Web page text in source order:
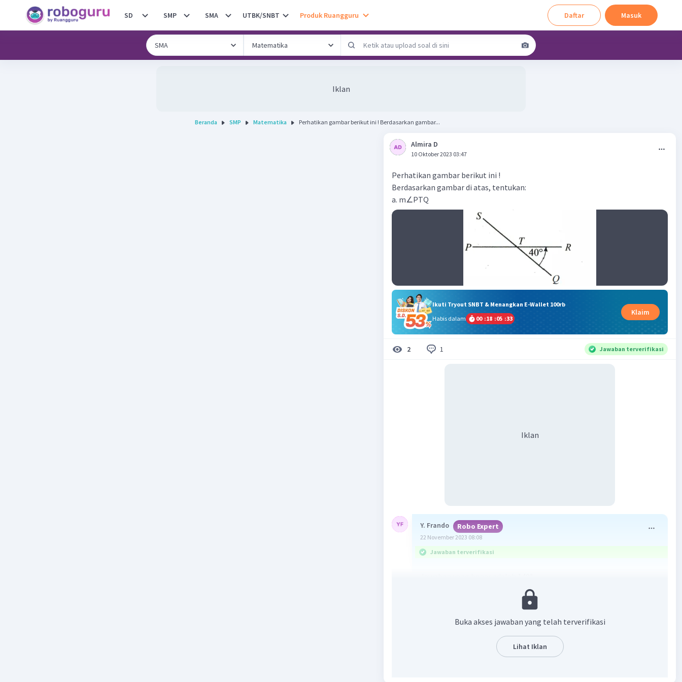
SD SMP SMA UTBK/SNBT Produk Ruangguru Daftar Masuk
Iklan
Beranda SMP Matematika Perhatikan gambar berikut ini ! Berdasarkan gambar...
Almira D
10 Oktober 2023 03:47
Perhatikan gambar berikut ini !
Berdasarkan gambar di atas, tentukan:
a. m∠PTQ
Ikuti Tryout SNBT & Menangkan E-Wallet 100rb
Habis dalam
00 :18 :05 :32
Klaim
2 1 Jawaban terverifikasi
Iklan
Y. Frando Robo Expert
22 November 2023 08:08
Jawaban terverifikasi
Gambar garis PR dan QS saling berpotongan di titik T
∠RTQ = 40°Buka akses jawaban yang telah terverifikasi
Lihat Iklan